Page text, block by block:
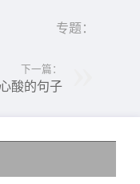
专题：
下一篇：
酸的句子